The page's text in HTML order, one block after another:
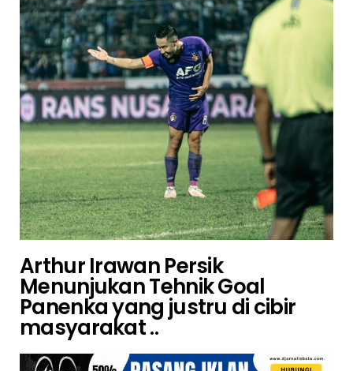
Arthur Irawan Persik
Menunjukan Tehnik Goal
Panenka yang justru di cibir
masyarakat ..